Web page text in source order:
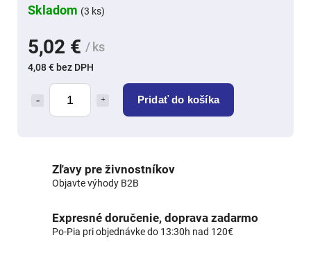
5,02 € / ks
4,08 € bez DPH
Pridať do košíka
Skladom (3 ks)
Zľavy pre živnostníkov
Objavte výhody B2B
Expresné doručenie, doprava zadarmo
Po-Pia pri objednávke do 13:30h nad 120€